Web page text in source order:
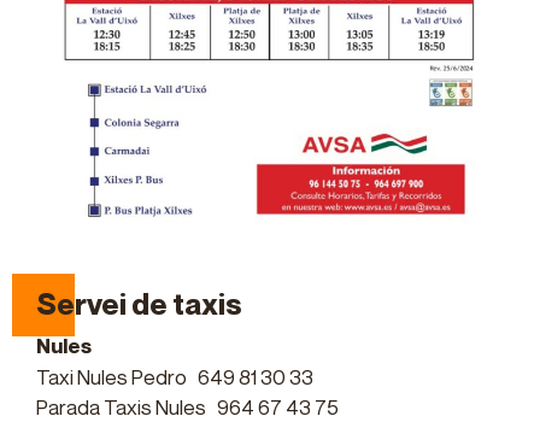
Servei de taxis
Nules
Taxi Nules Pedro 649 81 30 33
Parada Taxis Nules 964 67 43 75